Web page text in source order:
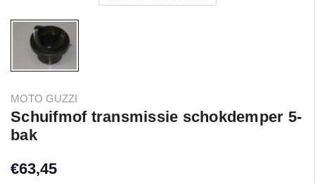
MOTO GUZZI
Schuifmof transmissie schokdemper 5-
bak
€63,45